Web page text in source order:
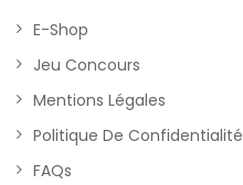
E-Shop
Jeu Concours
Mentions Légales
Politique De Confidentialité
FAQs